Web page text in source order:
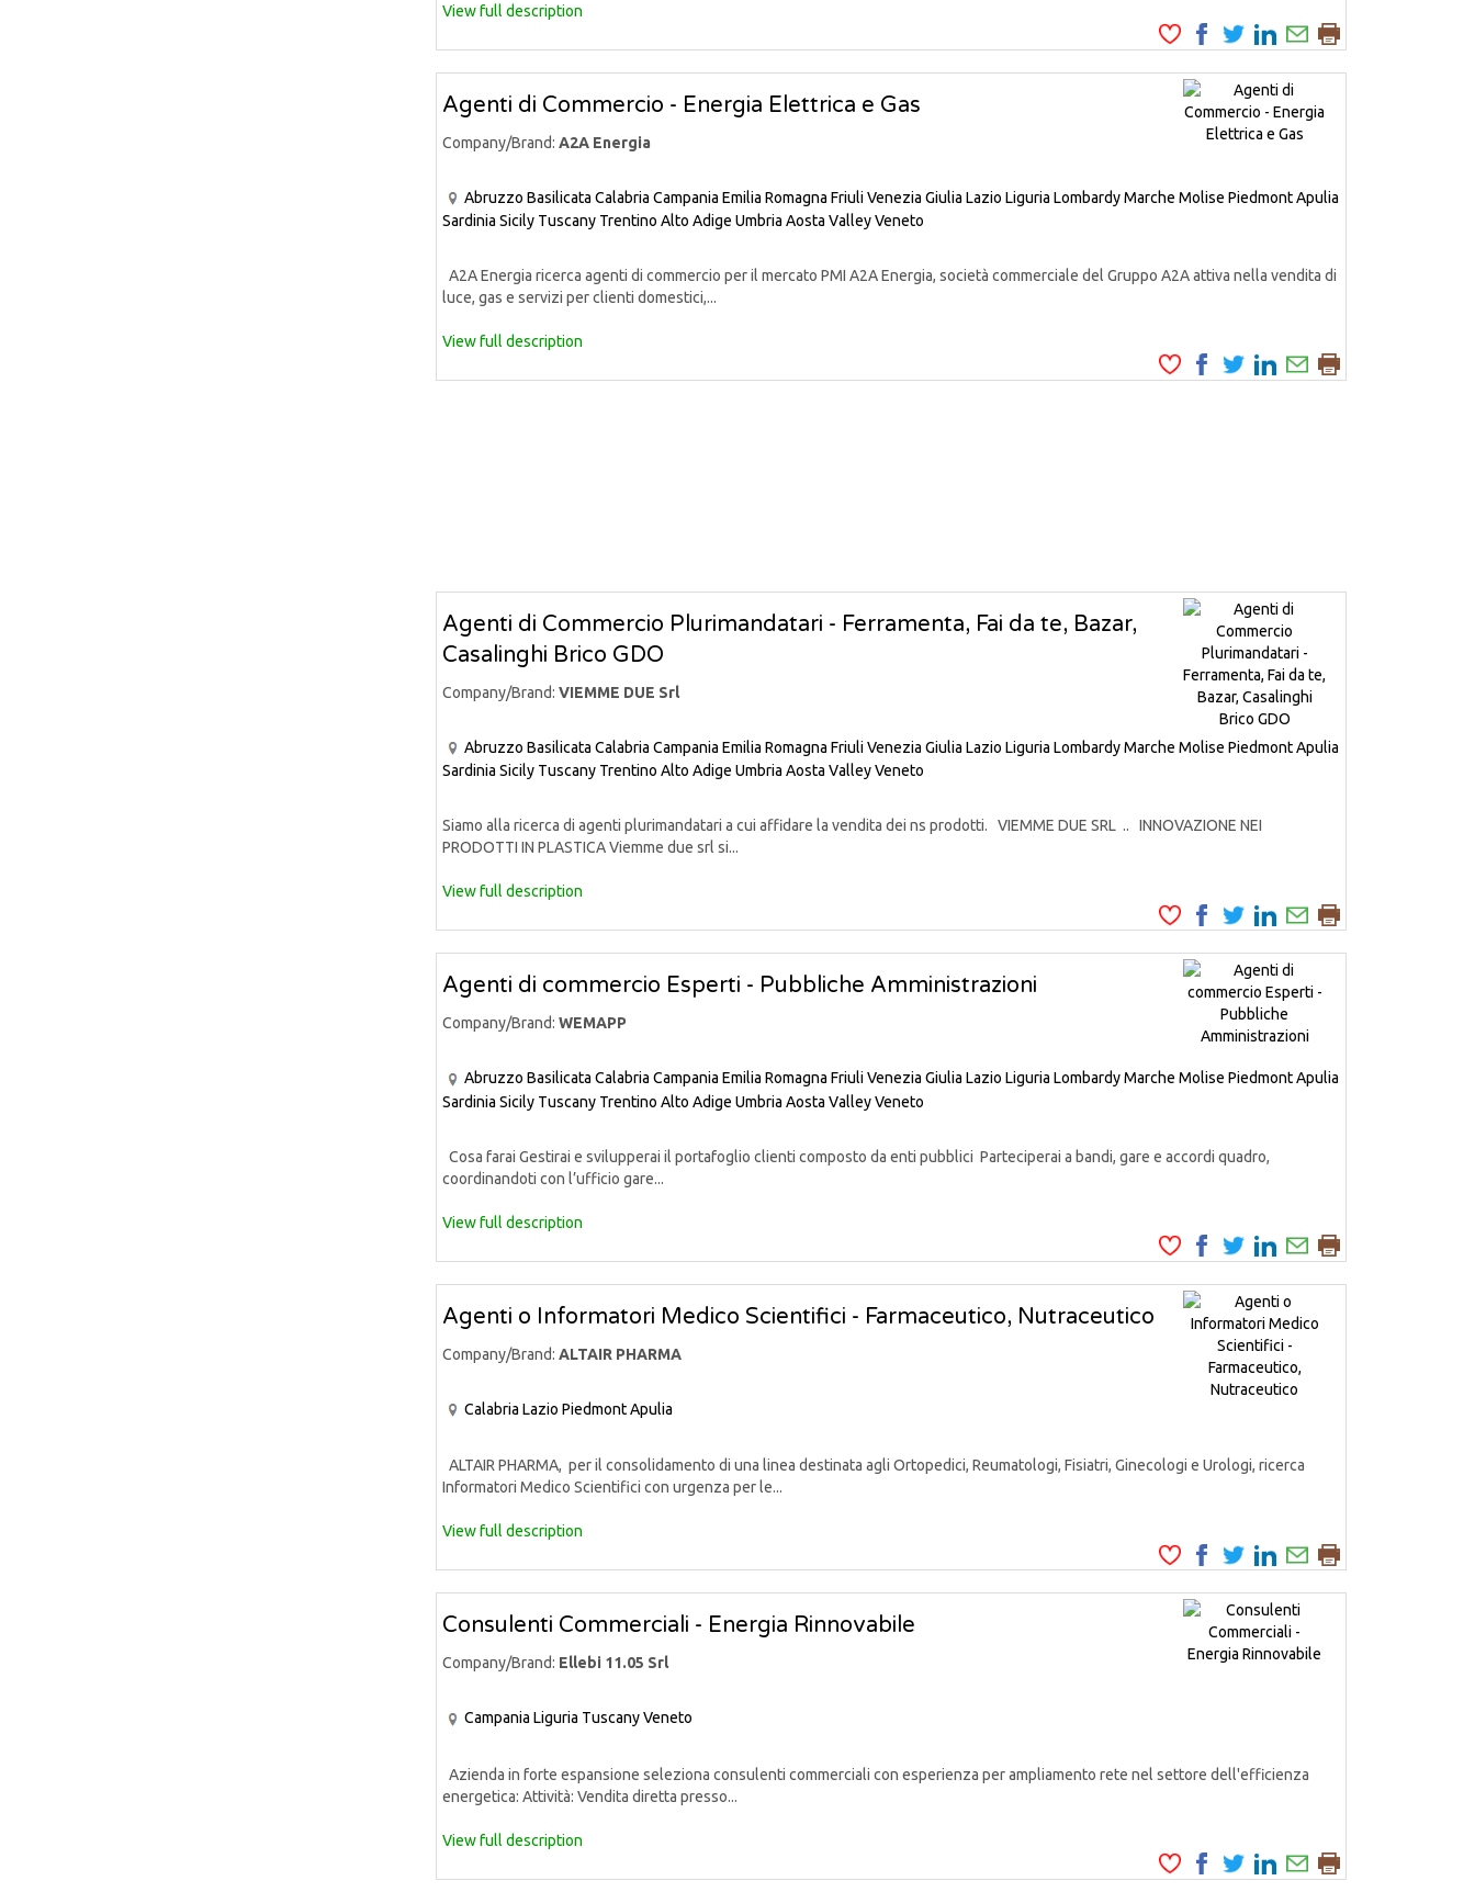
View full description
Agenti di Commercio - Energia Elettrica e Gas
Company/Brand: A2A Energia
Abruzzo Basilicata Calabria Campania Emilia Romagna Friuli Venezia Giulia Lazio Liguria LombardyMarche Molise PiedmontApulia
Sardinia Sicily Tuscany Trentino Alto Adige Umbria Aosta ValleyVeneto
A2A Energia ricerca agenti di commercio per il mercato PMI A2A Energia, società commerciale del Gruppo A2A attiva nella vendita di
luce, gas e servizi per clienti domestici,...
View full description
Agenti di Commercio Plurimandatari - Ferramenta, Fai da te, Bazar,
Casalinghi Brico GDO
Company/Brand: VIEMME DUE Srl
Abruzzo Basilicata Calabria Campania Emilia Romagna Friuli Venezia Giulia Lazio Liguria LombardyMarche Molise PiedmontApulia
Sardinia Sicily Tuscany Trentino Alto Adige Umbria Aosta ValleyVeneto
Siamo alla ricerca di agenti plurimandatari a cui affidare la vendita dei ns prodotti. VIEMME DUE SRL .. INNOVAZIONE NEI
PRODOTTI IN PLASTICA Viemme due srl si...
View full description
Agenti di commercio Esperti - Pubbliche Amministrazioni
Company/Brand: WEMAPP
Abruzzo Basilicata Calabria Campania Emilia Romagna Friuli Venezia Giulia Lazio Liguria LombardyMarche Molise PiedmontApulia
Sardinia Sicily Tuscany Trentino Alto Adige Umbria Aosta ValleyVeneto
Cosa farai Gestirai e svilupperai il portafoglio clienti composto da enti pubblici Parteciperai a bandi, gare e accordi quadro,
coordinandoti con l’ufficio gare...
View full description
Agenti o Informatori Medico Scientifici - Farmaceutico, Nutraceutico
Company/Brand: ALTAIR PHARMA
Calabria Lazio PiedmontApulia
ALTAIR PHARMA, per il consolidamento di una linea destinata agli Ortopedici, Reumatologi, Fisiatri, Ginecologi e Urologi, ricerca
Informatori Medico Scientifici con urgenza per le...
View full description
Consulenti Commerciali - Energia Rinnovabile
Company/Brand: Ellebi 11.05 Srl
Campania Liguria TuscanyVeneto
Azienda in forte espansione seleziona consulenti commerciali con esperienza per ampliamento rete nel settore dell'efficienza
energetica: Attività: Vendita diretta presso...
View full description